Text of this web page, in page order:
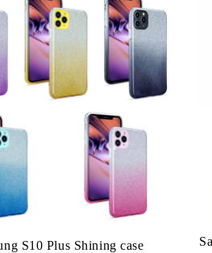
S10 Plus Shining case